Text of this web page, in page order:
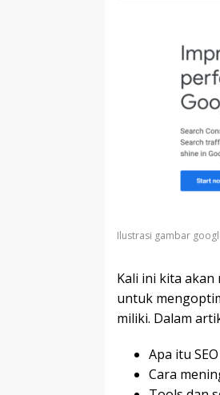
Ilustrasi gambar
Kali ini kita akan
untuk
miliki. Dalam
Apa itu
Cara